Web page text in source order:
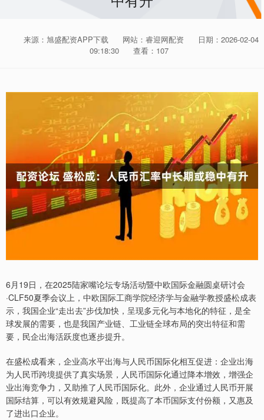
来源：旭盛配资APP下载 网站：睿迎网配资
日期：2026-02-04
09:18:30
查看：107
6月19日，在2025陆家嘴论坛专场活动暨中欧国际金融圆桌研讨会
·CLF50夏季会议上，中欧国际工商学院经济学与金融学教授盛松成表
示，我国企业“走出去”步伐加快，呈现多元化与本地化的特征，是全
球发展的需要，也是我国产业链、工业链全球布局的突出特征和需
要，民企出海活跃度也逐步提升。
在盛松成看来，企业高水平出海与人民币国际化相互促进：企业出海
为人民币跨境提供了真实场景，人民币国际化通过降本增效，增强企
业出海竞争力，又助推了人民币国际化。此外，企业通过人民币开展
国际结算，可以有效规避风险，既提高了本币国际支付份额，又惠及
了进出口企业。